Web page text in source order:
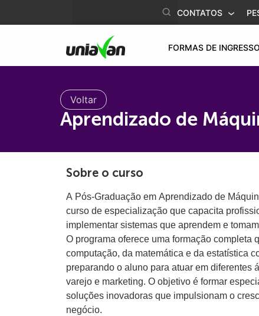
CONTATOS
FORMAS DE INGRESSO
Voltar
Aprendizado de
Sobre o curso
A Pós-Graduação em Aprendizado de
curso de especialização que capacita
implementar sistemas que aprendem e
O programa oferece uma formação completa
computação, da matemática e da estatística
preparando o aluno para atuar em diferentes
varejo e marketing. O objetivo é formar
soluções inovadoras que impulsionam o
negócio.